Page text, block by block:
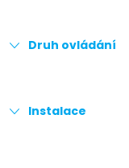
Druh ovládání
Instalace